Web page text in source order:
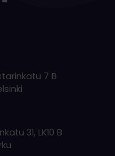
7 B
31, LK10 B